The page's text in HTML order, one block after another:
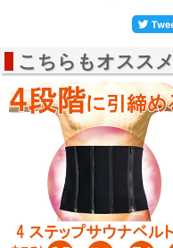
こちらもオススメ